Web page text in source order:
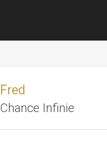
Fred
Chance Infinie